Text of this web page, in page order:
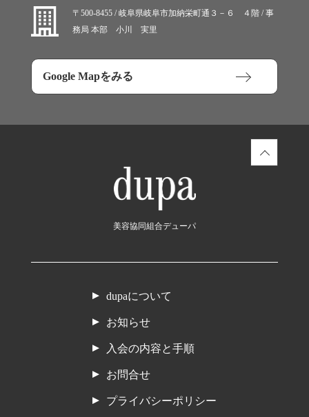
〒500-8455 / 岐阜県岐阜市加納栄町通３－６ ４階 / 事
務局 本部 小川 実里
Google Mapをみる
美容協同組合デューパ
dupaについて
お知らせ
入会の内容と手順
お問合せ
プライバシーポリシー